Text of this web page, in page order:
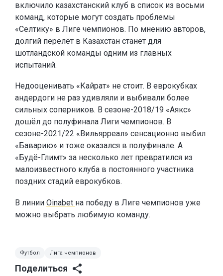
включило казахстанский клуб в список из восьми
команд, которые могут создать проблемы
«Селтику» в Лиге чемпионов. По мнению авторов,
долгий перелёт в Казахстан станет для
шотландской команды одним из главных
испытаний.
Недооценивать «Кайрат» не стоит. В еврокубках
андердоги не раз удивляли и выбивали более
сильных соперников. В сезоне-2018/19 «Аякс»
дошёл до полуфинала Лиги чемпионов. В
сезоне-2021/22 «Вильярреал» сенсационно выбил
«Баварию» и тоже оказался в полуфинале. А
«Будё-Глимт» за несколько лет превратился из
малоизвестного клуба в постоянного участника
поздних стадий еврокубков.
В линии Oinabet на победу в Лиге чемпионов уже
можно выбрать любимую команду.
Футбол Лига чемпионов
Поделиться